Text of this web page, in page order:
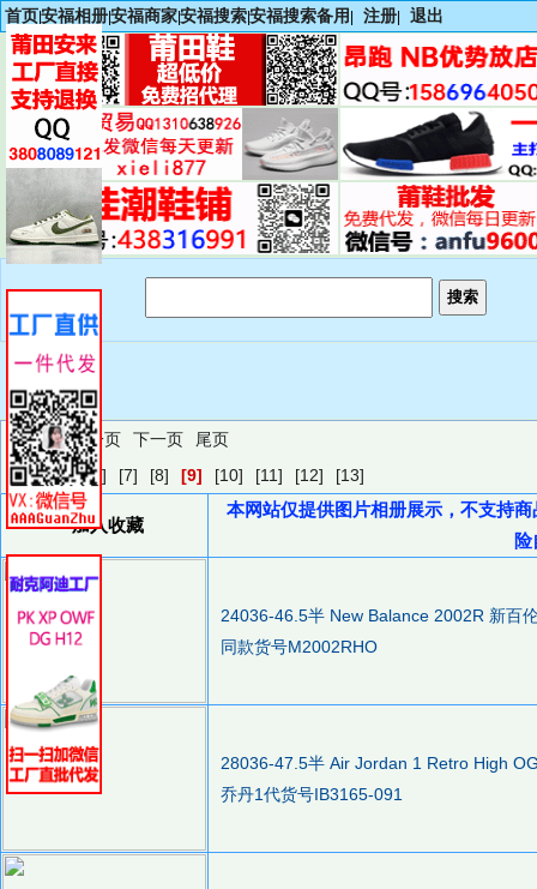
首页|安福相册|安福商家|安福搜索|安福搜索备用 注册 退出
首页 上一页 下一页
尾页
[4]
[5] [6] [7] [8] [9] [10] [11] [12] [13]
加入收藏
本网站仅提供图片相册展示，不支持
24036-46.5半 New Balance 2002R 新百
同款货号M2002RHO
28036-47.5半 Air Jordan 1 Retro High
乔丹1代货号IB3165-091